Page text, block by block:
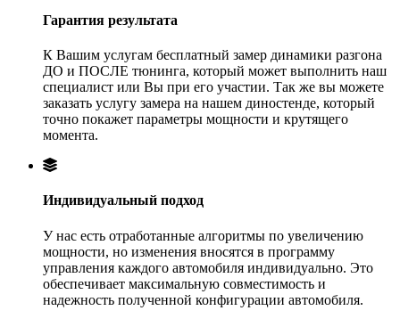
Гарантия результата
К Вашим услугам бесплатный замер динамики разгона
ДО и ПОСЛЕ тюнинга, который может выполнить наш
специалист или Вы при его участии. Так же вы можете
заказать услугу замера на нашем диностенде, который
точно покажет параметры мощности и крутящего
момента.
Индивидуальный подход
У нас есть отработанные алгоритмы по увеличению
мощности, но изменения вносятся в программу
управления каждого автомобиля индивидуально. Это
обеспечивает максимальную совместимость и
надежность полученной конфигурации автомобиля.